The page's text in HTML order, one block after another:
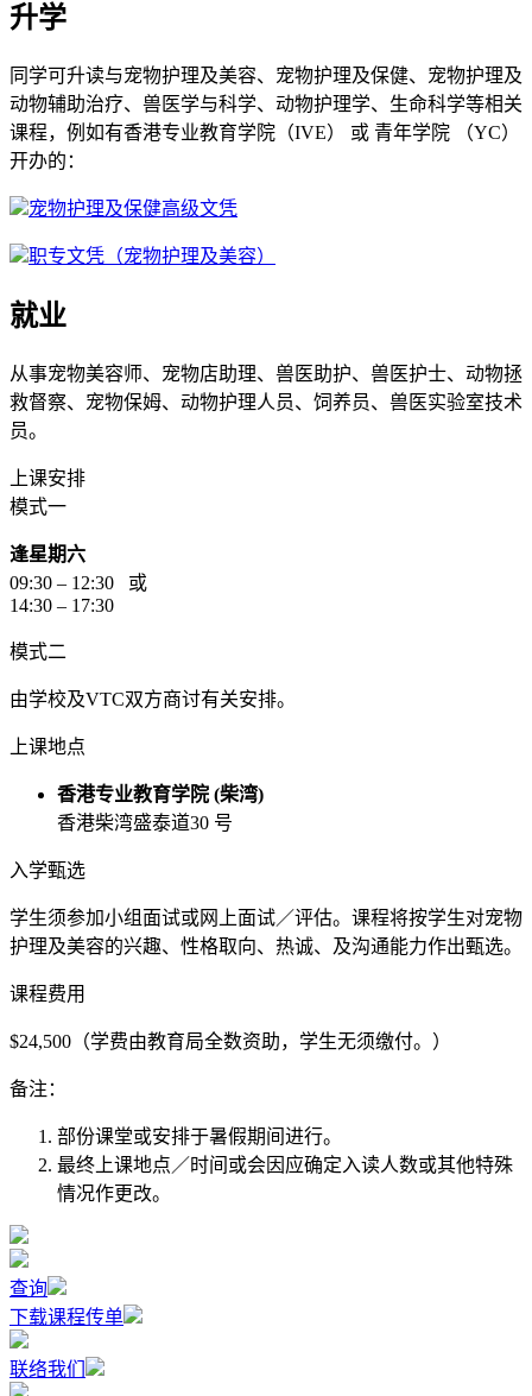
升学
同学可升读与宠物护理及美容、宠物护理及保健、宠物护理及
动物辅助治疗、兽医学与科学、动物护理学、生命科学等相关
课程，例如有香港专业教育学院（IVE） 或 青年学院 （YC）
开办的：
宠物护理及保健高级文凭
职专文凭（宠物护理及美容）
就业
从事宠物美容师、宠物店助理、兽医助护、兽医护士、动物拯
救督察、宠物保姆、动物护理人员、饲养员、兽医实验室技术
员。
上课安排
模式一
逢星期六
09:30 – 12:30 或
14:30 – 17:30
模式二
由学校及VTC双方商讨有关安排。
上课地点
香港专业教育学院 (柴湾)
香港柴湾盛泰道30 号
入学甄选
学生须参加小组面试或网上面试／评估。课程将按学生对宠物
护理及美容的兴趣、性格取向、热诚、及沟通能力作出甄选。
课程费用
$24,500（学费由教育局全数资助，学生无须缴付。）
备注：
部份课堂或安排于暑假期间进行。
最终上课地点／时间或会因应确定入读人数或其他特殊
情况作更改。
查询
下载课程传单
联络我们